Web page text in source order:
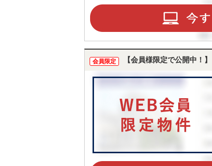
会員限定 【会員様限定で公開中！】